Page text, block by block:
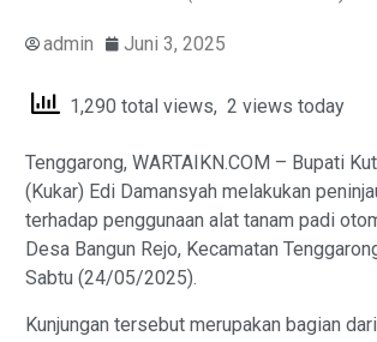
admin Juni 3, 2025
1,290 total views, 2 views today
Tenggarong, WARTAIKN.COM – Bupati
(Kukar) Edi Damansyah melakukan
terhadap penggunaan alat tanam padi
Desa Bangun Rejo, Kecamatan
Sabtu (24/05/2025).
Kunjungan tersebut merupakan bagian